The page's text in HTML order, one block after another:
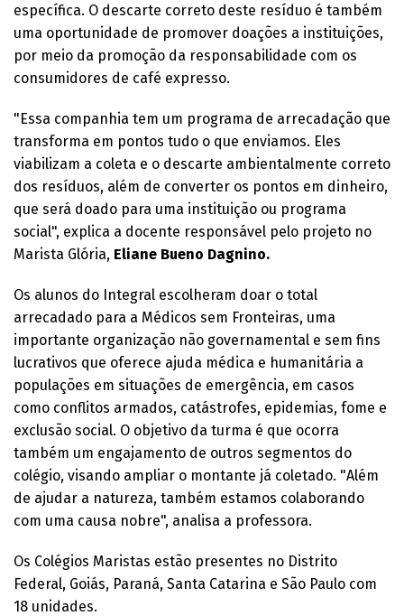
específica. O descarte correto deste resíduo é também
uma oportunidade de promover doações a instituições,
por meio da promoção da responsabilidade com os
consumidores de café expresso.
"Essa companhia tem um programa de arrecadação que
transforma em pontos tudo o que enviamos. Eles
viabilizam a coleta e o descarte ambientalmente correto
dos resíduos, além de converter os pontos em dinheiro,
que será doado para uma instituição ou programa
social", explica a docente responsável pelo projeto no
Marista Glória, Eliane Bueno Dagnino.
Os alunos do Integral escolheram doar o total
arrecadado para a Médicos sem Fronteiras, uma
importante organização não governamental e sem fins
lucrativos que oferece ajuda médica e humanitária a
populações em situações de emergência, em casos
como conflitos armados, catástrofes, epidemias, fome e
exclusão social. O objetivo da turma é que ocorra
também um engajamento de outros segmentos do
colégio, visando ampliar o montante já coletado. "Além
de ajudar a natureza, também estamos colaborando
com uma causa nobre", analisa a professora.
Os Colégios Maristas estão presentes no Distrito
Federal, Goiás, Paraná, Santa Catarina e São Paulo com
18 unidades.